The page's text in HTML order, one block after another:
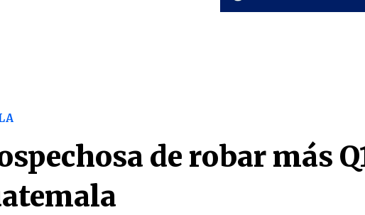
de robar más